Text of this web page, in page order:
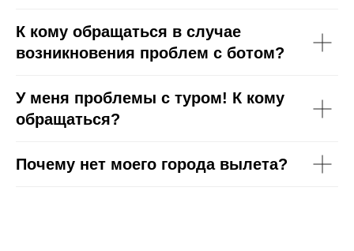
К кому обращаться в случае
возникновения проблем с ботом?
У меня проблемы с туром! К кому
обращаться?
Почему нет моего города вылета?